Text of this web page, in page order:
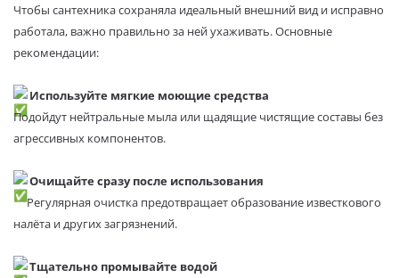
Чтобы сантехника сохраняла идеальный внешний вид и исправно
работала, важно правильно за ней ухаживать. Основные
рекомендации:
Используйте мягкие моющие средства
Подойдут нейтральные мыла или щадящие чистящие составы без
агрессивных компонентов.
Очищайте сразу после использования
Регулярная очистка предотвращает образование известкового
налёта и других загрязнений.
Тщательно промывайте водой